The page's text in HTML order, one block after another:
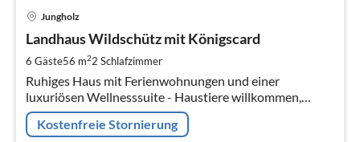
Jungholz
Landhaus Wildschütz mit Königscard
6 Gäste56 m22 Schlafzimmer
Ruhiges Haus mit Ferienwohnungen und einer
luxuriösen Wellnesssuite - Haustiere willkommen,
Spielplatz am Haus. Königscard für jeden Gast -
kostenlos Freizeitangebote nutzen
Kostenfreie Stornierung